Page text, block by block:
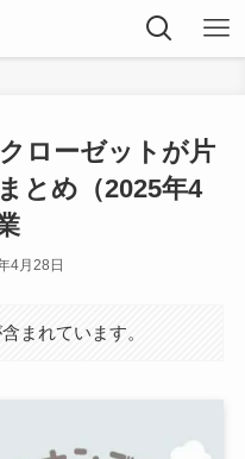
ローゼットが片
とめ（2025年4
4月28日
まれています。